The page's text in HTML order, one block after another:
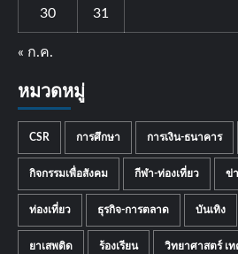
30 31
« ก.ค.
หมวดหมู่
CSR การศึกษา การเงิน-ธนาคาร
กิจกรรมเพื่อสังคม กีฬา-ท่องเที่ยว ข่
ท่องเที่ยว ธุรกิจ-การตลาด บันเทิง
ยาเสพติด ร้องเรียน วิทยาศาสตร์ เ